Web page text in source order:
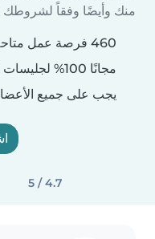
منك وأيضًا وفقاً لشروطك
460 فرصة عمل متاحة لجليسات الأطفال
مجانًا 100% لجليسات الأطفال
يجب على جميع
4.7 / 5